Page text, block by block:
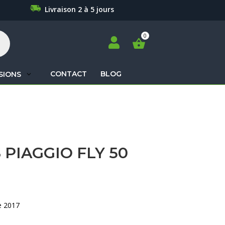
Livraison 2 à 5 jours

CONTACT BLOG
FLY 50
2017